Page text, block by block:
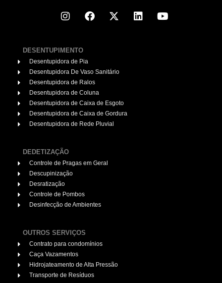
DESENTUPIMENTO
Desentupidora de Pia
Desentupidora De Vaso Sanitário
Desentupidora de Ralos
Desentupidora de Coluna
Desentupidora de Caixa de Esgoto
Desentupidora de Caixa de Gordura
Desentupidora de Rede Pluvial
DEDETIZAÇÃO
Controle de Pragas em Geral
Descupinização
Desratização
Controle de Pombos
Desinfecção de Ambientes
OUTROS SERVIÇOS
Contrato para condomínios
Caça Vazamentos
Hidrojateamento de Alta Pressão
Transporte de Resíduos